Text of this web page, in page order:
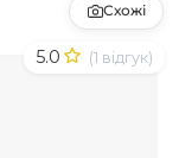
5.0 (1 відгук)
Схожі